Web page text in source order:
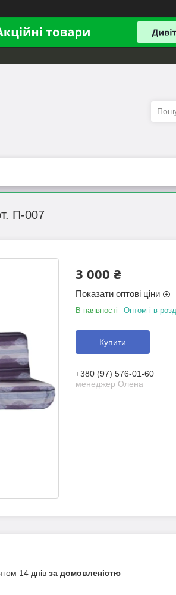
П-007
3 000 ₴
Показати оптові ціни
В наявності Оптом і в
Купити
+380 (97) 576-01-60
менеджер Олена
14 днів за домовленістю